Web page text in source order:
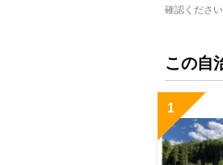
確認ください
この自
1